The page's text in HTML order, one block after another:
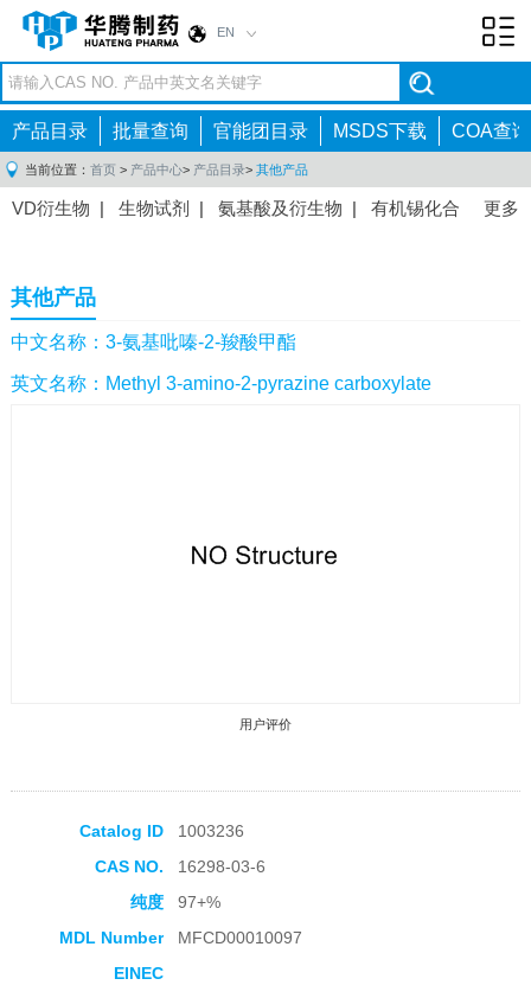
EN
产品目录 批量查询 官能团目录 MSDS下载 COA查询
当前位置： 首页 > 产品中心> 产品目录> 其他产品
更多
VD衍生物 | 生物试剂 | 氨基酸及衍生物 | 有机锡化合
间体|抗高血压药物中间体
感染药物中间体
体 |抗精神病药物中间体 |抗炎药物中间体
药中间体|其他原料药中间体|
其他产品
中文名称：3-氨基吡嗪-2-羧酸甲酯
英文名称：Methyl 3-amino-2-pyrazine carboxylate
用户评价
Catalog ID
1003236
CAS NO.
16298-03-6
纯度
97+%
MDL Number
MFCD00010097
EINEC